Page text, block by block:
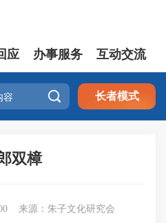
应 办事服务 互动交流
 长者模式
双樟
来源：朱子文化研究会